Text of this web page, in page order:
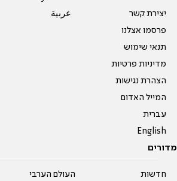
יצירת קשר
פרסמו אצלנו
תנאי שימוש
מדיניות פרטיות
הצהרת נגישות
המייל האדום
עברית
English
عربية
מדורים
חדשות
העולם הערבי